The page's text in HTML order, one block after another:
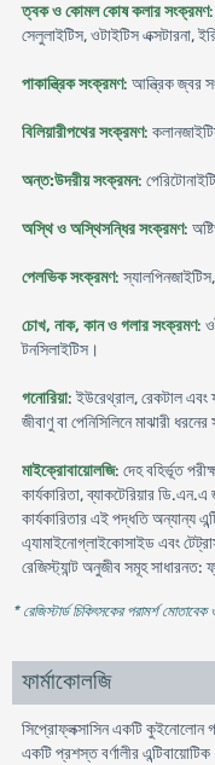
ত্বক ও কোমল কোষ কলার সংক্রমণ
সেলুলাইটিস, ওটাইটিস এক্সটারনা,
পাকান্ত্রিক সংক্রমণ: আন্ত্রিক জ্বর
বিলিয়ারীপথের সংক্রমণ:
অন্ত:উদরীয় সংক্রমন:
অস্থি ও অস্থিসন্ধির সংক্রমণ:
পেলভিক সংক্রমণ:
চোখ, নাক, কান ও গলার সংক্রমণ:
টনসিলাইটিস।
গনোরিয়া: ইউরেথ্রাল, রেকটাল এবং
জীবাণু বা পেনিসিলিনে মাঝারী
মাইক্রোবায়োলজি: দেহ বহির্ভূত
কার্যকারিতা, ব্যাকটেরিয়ার
কার্যকারিতার এই পদ্ধতি অন্যান্য
এ্যামাইনোগ্লাইকোসাইড এবং
রেজিস্ট্যান্ট অনুজীব সমূহ সাধারনত:
* রেজিস্টার্ড চিকিৎসকের পরামর্শ
ফার্মাকোলজি
সিপ্রোফ্লক্সাসিন একটি কুইনোলোন
একটি প্রশস্ত বর্ণালীর